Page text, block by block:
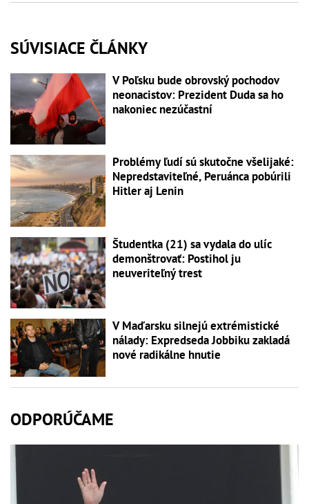
SÚVISIACE ČLÁNKY
V Poľsku bude obrovský pochodov
neonacistov: Prezident Duda sa ho
nakoniec nezúčastní
Problémy ľudí sú skutočne všelijaké:
Nepredstaviteľné, Peruánca pobúrili
Hitler aj Lenin
Študentka (21) sa vydala do ulíc
demonštrovať: Postihol ju
neuveriteľný trest
V Maďarsku silnejú extrémistické
nálady: Expredseda Jobbiku zakladá
nové radikálne hnutie
ODPORÚČAME